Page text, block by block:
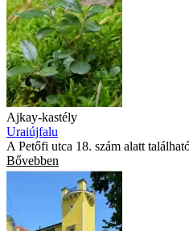
Ajkay-kastély
Uraiújfalu
A Petőfi utca 18. szám alatt
Bővebben